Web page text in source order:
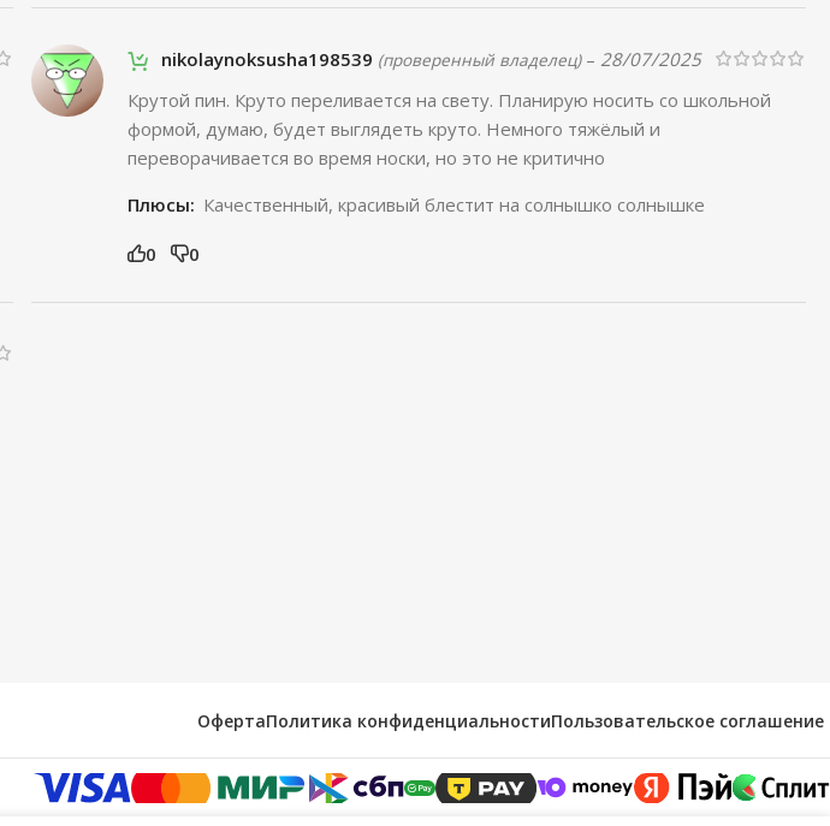
nikolaynoksusha198539 (проверенный владелец) – 28/07/2025
Крутой пин. Круто переливается на свету. Планирую носить со школьной
формой, думаю, будет выглядеть круто. Немного тяжёлый и
переворачивается во время носки, но это не критично
Плюсы: Качественный, красивый блестит на солнышко солнышке
0 0
ОфертаПолитика конфиденциальностиПользовательское соглашение